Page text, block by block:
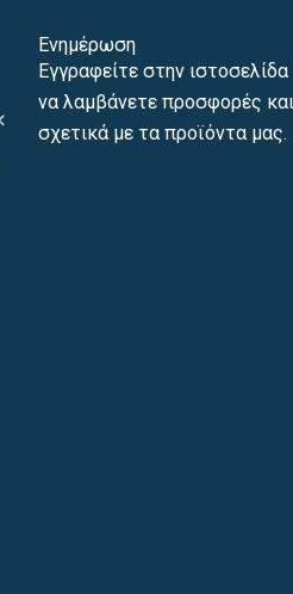
Ενημέρωση
Εγγραφείτε στην ιστοσελίδα
να λαμβάνετε προσφορές
σχετικά με τα προϊόντα μας.